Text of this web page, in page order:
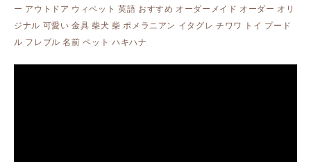
ー アウトドア ウィペット 英語 おすすめ オーダーメイド オーダー オリ
ジナル 可愛い 金具 柴犬 柴 ポメラニアン イタグレ チワワ トイ プード
ル フレブル 名前 ペット ハキハナ